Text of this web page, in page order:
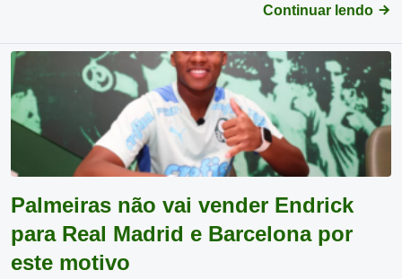
Continuar lendo
Palmeiras não vai vender Endrick
para Real Madrid e Barcelona por
este motivo